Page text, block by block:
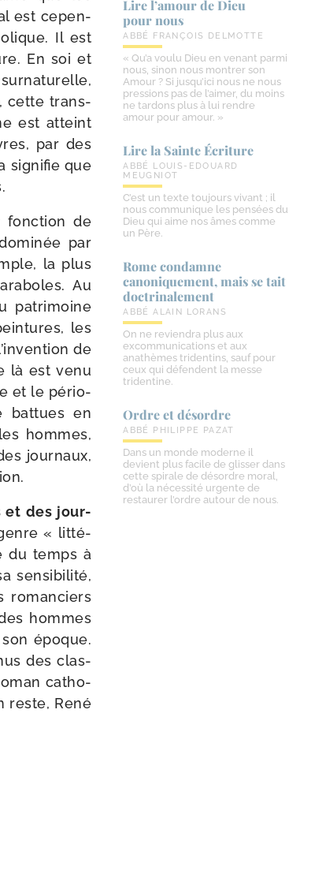
est cepen­
Il est
En soi et
cette trans­
est atteint
par des
signi­fie que
fonc­tion de
par
la plus
Au
patri­moine
les
de
là est venu
et le pério­
bat­tues en
hommes,
jour­naux,
et des jour­
« lit­té­
du temps à
sen­si­bi­li­té,
roman­ciers
hommes
époque.
des clas­
catho­
reste, René
Lire l’amour de Dieu
pour nous
ABBÉ FRANÇOIS DELMOTTE
« Qu’a voulu Dieu en venant parmi
nous, sinon nous montrer son
Amour ? Si jusqu’ici nous ne nous
pressions pas de l’aimer, du moins
ne tardons plus à lui rendre
amour pour amour. »
Lire la Sainte Écriture
ABBÉ LOUIS-EDOUARD
MEUGNIOT
C’est un texte toujours vivant ; il
nous communique les pensées du
Dieu qui aime nos âmes comme
un Père.
Rome condamne
canoniquement, mais se tait
doctrinalement
ABBÉ ALAIN LORANS
On ne reviendra plus aux
excommunications et aux
anathèmes tridentins, sauf pour
ceux qui défendent la messe
tridentine.
Ordre et désordre
ABBÉ PHILIPPE PAZAT
Dans un monde moderne il
devient plus facile de glisser dans
cette spirale de désordre moral,
d’où la nécessité urgente de
restaurer l’ordre autour de nous.